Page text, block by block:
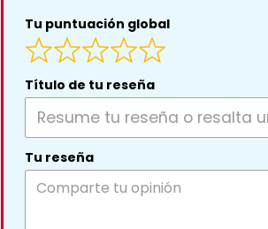
Tu puntuación global
Título de tu reseña
Tu reseña